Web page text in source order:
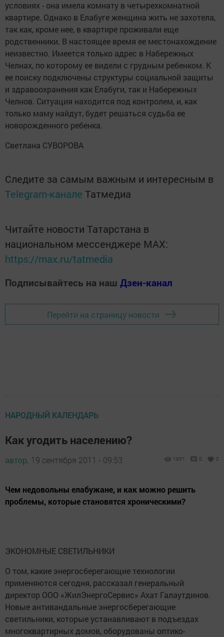
условиях - она имела комнату в четырехкомнатной
квартире. Однако в Елабуге женщина жить не захотела,
так как, кроме нее, в квартире проживали еще
родственники. В настоящее время ее местонахождение
неизвестно. Имеется только адрес в Набережных
Челнах, по которому ее видели с грудным ребенком. К
ее поиску подключены структуры социальной защиты
и здравоохранения как Елабуги, так и Набережных
Челнов. Ситуация находится под контролем, и, как
только маму найдут, будет решаться судьба ее
новорожденного ребенка.
Светлана СУВОРОВА
Следите за самым важным и интересным в
Telegram-канале Татмедиа
Читайте новости Татарстана в
национальном мессенджере MАХ:
https://max.ru/tatmedia
Подписывайтесь на наш Дзен-канал
Перейти на страницу новости
НАРОДНЫЙ КАЛЕНДАРЬ
Как угодить населению?
автор, 19 сентября 2011 - 09:53 1951 0 0
Чем недовольны елабужане, и как можно решить
проблемы, которые становятся хроническими?
ЭКОНОМНЫЕ СВЕТИЛЬНИКИ
О том, какие энергосберегающие технологии
применяются сегодня, рассказал генеральный
директор ООО «ЖилЭнергоСервис» Ахат Галаутдинов.
Новые антивандальные энергосберегающие
светильники, которые устанавливают в подъездах
многоквартирных домов, оборудованы оптико-